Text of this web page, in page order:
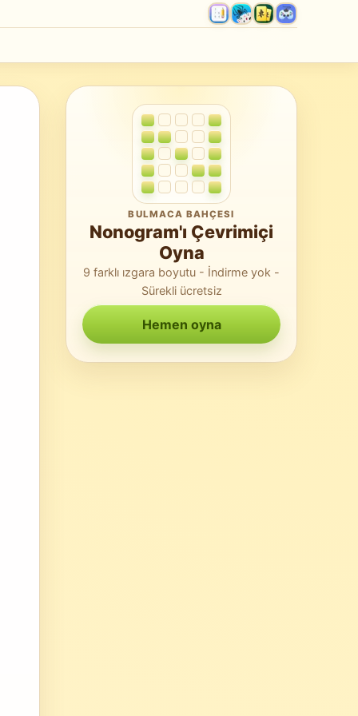
BULMACA BAHÇESI
Nonogram'ı Çevrimiçi
Oyna
9 farklı ızgara boyutu - İndirme yok -
Sürekli ücretsiz
Hemen oyna